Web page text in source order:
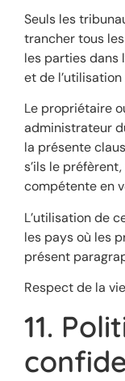
Seuls les
trancher tous
les parties dans
et de
Le propriétaire
administrateur
la présente
s’ils le
compétente en
L’utilisation de
les pays où les
présent
Respect de la
11.